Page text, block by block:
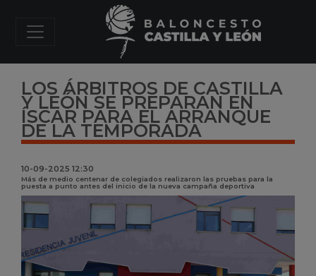
LOS ÁRBITROS DE CASTILLA
Y LEÓN SE PREPARAN EN
ÍSCAR PARA EL ARRANQUE
DE LA TEMPORADA
10-09-2025 12:30
Más de medio centenar de colegiados realizaron las pruebas para la
puesta a punto antes del inicio de la nueva campaña deportiva